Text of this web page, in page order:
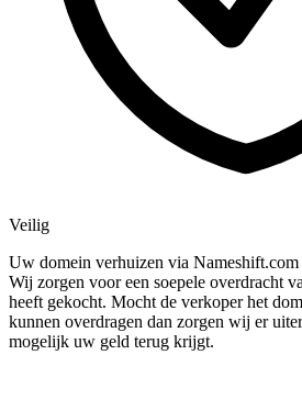
Veilig
Uw domein verhuizen via
Wij zorgen voor een soepele overdracht
heeft gekocht. Mocht de verkoper het
kunnen overdragen dan zorgen wij er
mogelijk uw geld terug krijgt.